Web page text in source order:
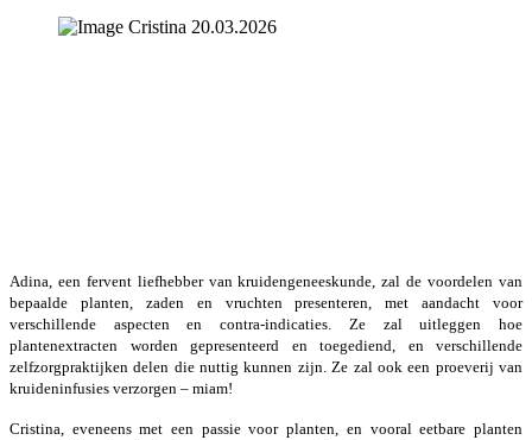
Adina, een fervent liefhebber van kruidengeneeskunde, zal de voordelen van
bepaalde planten, zaden en vruchten presenteren, met aandacht voor
verschillende aspecten en contra-indicaties. Ze zal uitleggen hoe
plantenextracten worden gepresenteerd en toegediend, en verschillende
zelfzorgpraktijken delen die nuttig kunnen zijn. Ze zal ook een proeverij van
kruideninfusies verzorgen – miam!
Cristina, eveneens met een passie voor planten, en vooral eetbare planten